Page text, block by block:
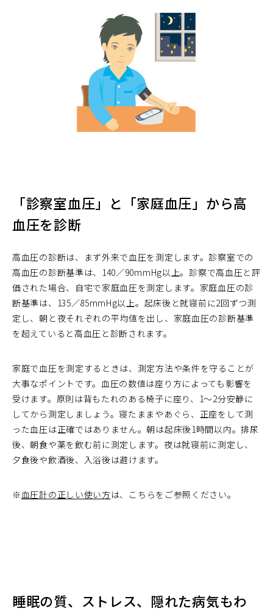
「診察室血圧」と「家庭血圧」から高
血圧を診断
高血圧の診断は、まず外来で血圧を測定します。診察室での
高血圧の診断基準は、140／90mmHg以上。診察で高血圧と評
価された場合、自宅で家庭血圧を測定します。家庭血圧の診
断基準は、135／85mmHg以上。起床後と就寝前に2回ずつ測
定し、朝と夜それぞれの平均値を出し、家庭血圧の診断基準
を超えていると高血圧と診断されます。
家庭で血圧を測定するときは、測定方法や条件を守ることが
大事なポイントです。血圧の数値は座り方によっても影響を
受けます。原則は背もたれのある椅子に座り、1～2分安静に
してから測定しましょう。寝たままやあぐら、正座をして測
った血圧は正確ではありません。朝は起床後1時間以内。排尿
後、朝食や薬を飲む前に測定します。夜は就寝前に測定し、
夕食後や飲酒後、入浴後は避けます。
※血圧計の正しい使い方は、こちらをご参照ください。
睡眠の質、ストレス、隠れた病気もわ